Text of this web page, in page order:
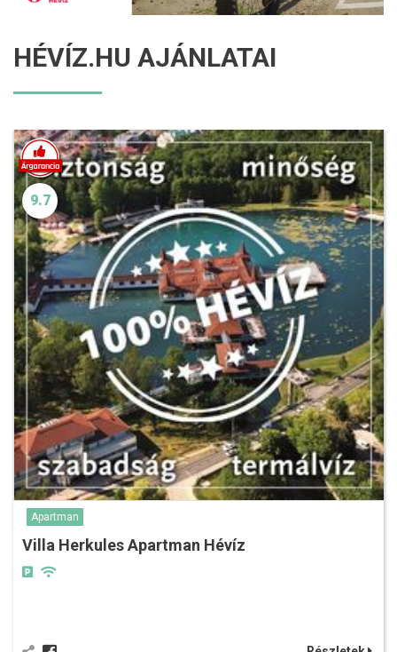
HÉVÍZ.HU AJÁNLATAI
9.7
Apartman
Villa Herkules Apartman Hévíz